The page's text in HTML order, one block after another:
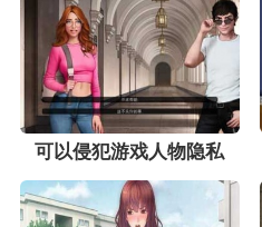
可以侵犯游戏人物隐私